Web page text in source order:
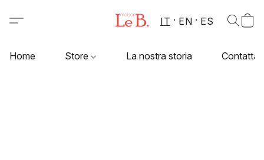
IT EN ES
Home Store La nostra storia